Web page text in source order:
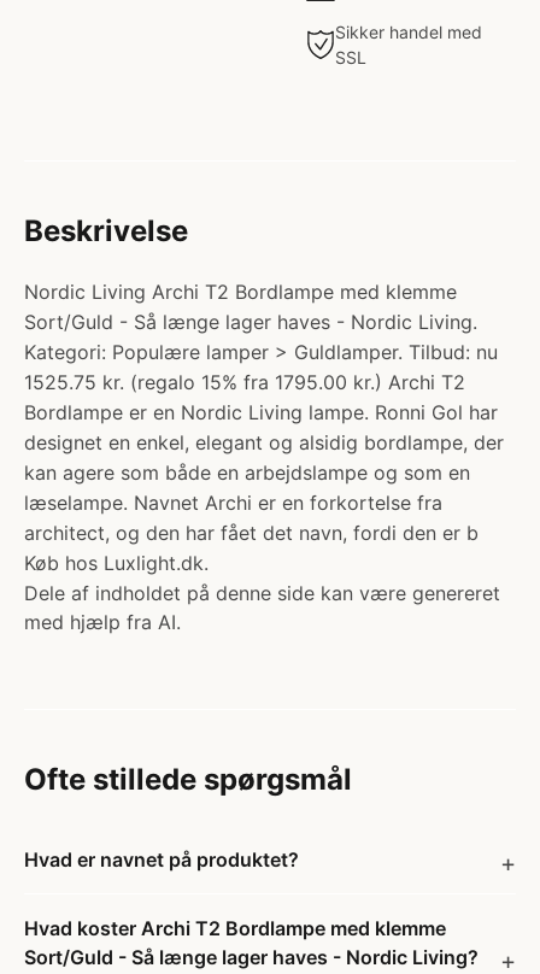
Sikker handel med
SSL
Beskrivelse
Nordic Living Archi T2 Bordlampe med klemme
Sort/Guld - Så længe lager haves - Nordic Living.
Kategori: Populære lamper > Guldlamper. Tilbud: nu
1525.75 kr. (regalo 15% fra 1795.00 kr.) Archi T2
Bordlampe er en Nordic Living lampe. Ronni Gol har
designet en enkel, elegant og alsidig bordlampe, der
kan agere som både en arbejdslampe og som en
læselampe. Navnet Archi er en forkortelse fra
architect, og den har fået det navn, fordi den er b
Køb hos Luxlight.dk.
Dele af indholdet på denne side kan være genereret
med hjælp fra AI.
Ofte stillede spørgsmål
Hvad er navnet på produktet?
Hvad koster Archi T2 Bordlampe med klemme
Sort/Guld - Så længe lager haves - Nordic Living?